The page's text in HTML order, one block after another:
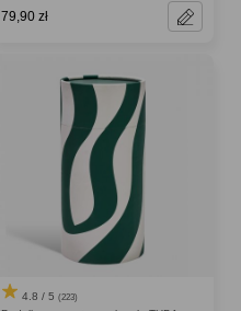
79,90 zł
4.8 / 5 (223)